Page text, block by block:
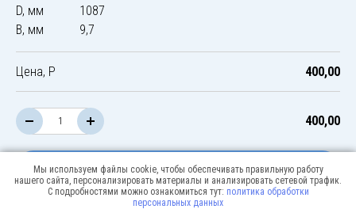
D, мм
1087
B, мм
9,7
Цена, Р 400,00
400,00
В корзину
Мы используем файлы cookie, чтобы обеспечивать правильную работу
нашего сайта, персонализировать материалы и анализировать сетевой трафик.
С подробностями можно ознакомиться тут: политика обработки
персональных данных